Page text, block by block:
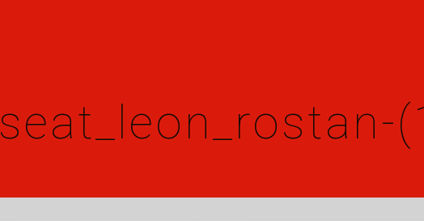
seat_leon_rostan-